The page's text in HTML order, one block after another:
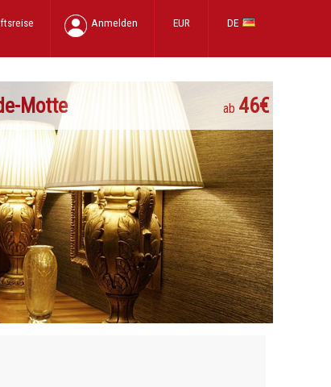
DE
EUR
Anmelden
Motte ab 46€